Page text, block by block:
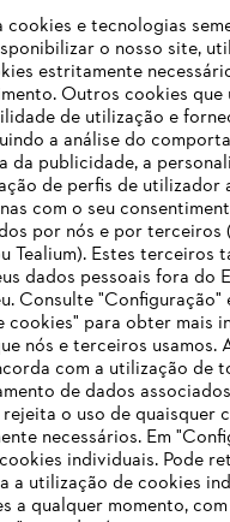
de pagamento
NÃO
que ainda não
de nosso site, recomendamos
navegadores:
e tecnologias
o nosso site,
estritamente
Outros cookies que
de utilização e
a análise do
da publicidade, a
de perfis de utilizador
com o seu
por nós e por terceiros
Tealium). Estes terceiros
dados pessoais fora do
Consulte "Configuração"
cookies" para obter mais
nós e terceiros usamos.
com a utilização de
de dados
o uso de quaisquer
necessários. Em
individuais. Pode
a utilização de cookies
a qualquer momento,